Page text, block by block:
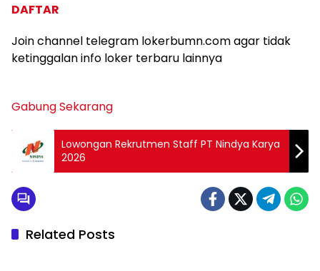
DAFTAR
Join channel telegram lokerbumn.com agar tidak
ketinggalan info loker terbaru lainnya
Gabung Sekarang
Lowongan Rekrutmen Staff PT Nindya Karya
2026
Related Posts